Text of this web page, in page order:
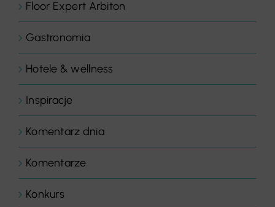
Floor Expert Arbiton
Gastronomia
Hotele & wellness
Inspiracje
Komentarz dnia
Komentarze
Konkurs